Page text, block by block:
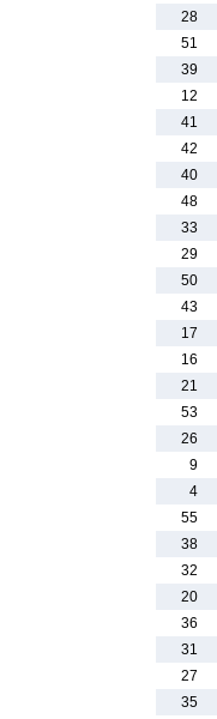
28
51
39
12
41
42
40
48
33
29
50
43
17
16
21
53
26
9
4
55
38
32
20
36
31
27
35